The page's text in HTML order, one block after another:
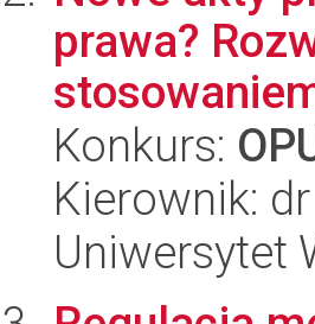
prawa?
Konkurs:
Kierownik:
Uniwersytet